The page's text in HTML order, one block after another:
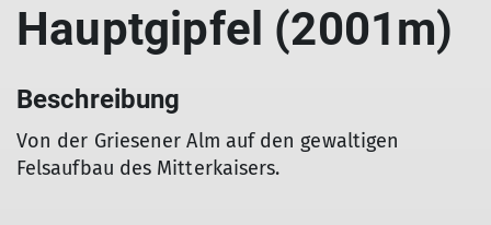
Hauptgipfel (2001m)
Beschreibung
Von der Griesener Alm auf den gewaltigen
Felsaufbau des Mitterkaisers.